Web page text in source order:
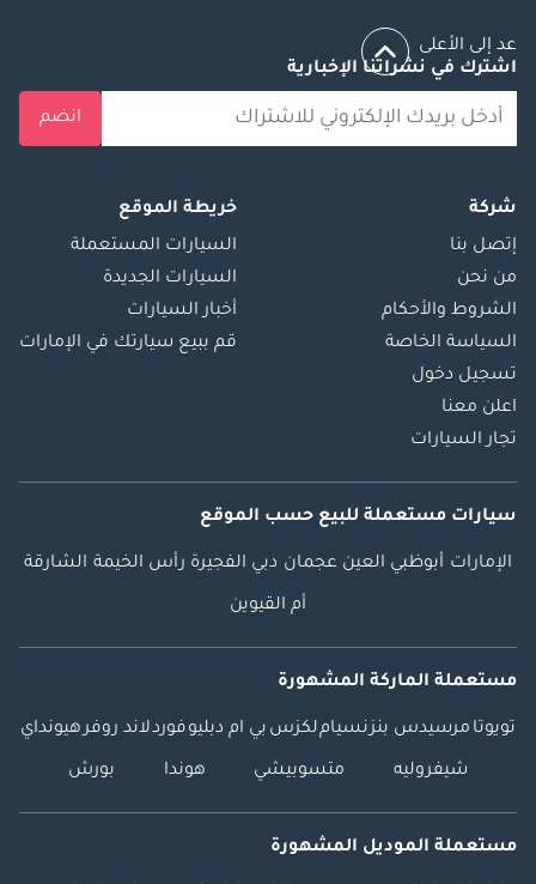
عد إلى الأعلى
اشترك في نشراتنا الإخبارية
انضم
شركة
إتصل بنا
من نحن
الشروط والأحكام
السياسة الخاصة
تسجيل دخول
اعلن معنا
تجار السيارات
خريطة الموقع
السيارات المستعملة
السيارات الجديدة
أخبار السيارات
قم ببيع سيارتك في الإمارات
سيارات مستعملة للبيع حسب الموقع
الإمارات أبوظبي العين عجمان دبي الفجيرة رأس الخيمة الشارقة
أم القيوين
مستعملة الماركة المشهورة
تويوتا مرسيدس بنزنسياملكزس بي ام دبليوفوردلاند روفرهيونداي
شيفروليه متسوبيشي هوندا بورش
مستعملة الموديل المشهورة